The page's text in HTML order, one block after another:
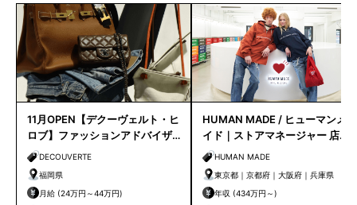
11月OPEN【デクーヴェルト・ヒ
ロブ】ファッションアドバイザ
ー｜天神店
DECOUVERTE
福岡県
月給 (24万円～44万円)
HUMAN MADE / ヒューマンメ
イド｜ストアマネージャー 店長
候補HUMAN MADE
東京都｜京都府｜大阪府｜兵庫県
年収 (434万円～)